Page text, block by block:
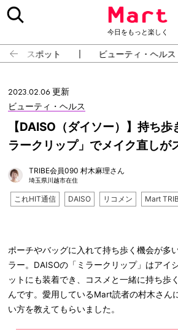
今日をもっと楽しく
スポット ビューティ・ヘルス
2023.02.06 更新
ビューティ・ヘルス
【DAISO（ダイソー）】持ち歩
ラークリップ」でメイク直しが
TRIBE会員090 村木麻理さん
埼玉県川越市在住
これHIT通信 DAISO リコメン Mart
ポーチやバッグに入れて持ち歩く機会が多
ラー。DAISOの「ミラークリップ」はアイ
ットにも装着でき、コスメと一緒に持ち歩
んです。愛用しているMart読者の村木さん
い方を教えてもらいました。